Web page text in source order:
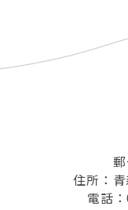
住所：
電話